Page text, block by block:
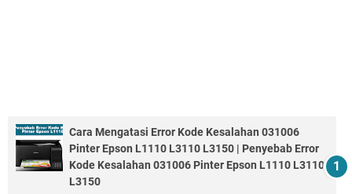
Cara Mengatasi Error Kode Kesalahan 031006
Pinter Epson L1110 L3110 L3150 | Penyebab Error
Kode Kesalahan 031006 Pinter Epson L1110 L3110
L3150